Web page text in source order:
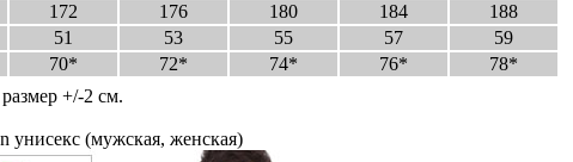
172 176 180 184
188
51 53 55 57
59
70* 72* 74* 76*
78*
+/-2 см.
унисекс (мужская, женская)